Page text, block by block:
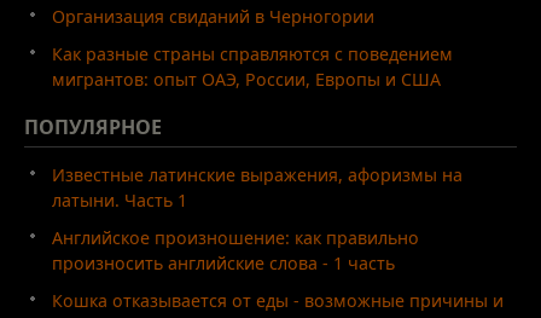
Организация свиданий в Черногории
Как разные страны справляются с поведением
мигрантов: опыт ОАЭ, России, Европы и США
ПОПУЛЯРНОЕ
Известные латинские выражения, афоризмы на
латыни. Часть 1
Английское произношение: как правильно
произносить английские слова - 1 часть
Кошка отказывается от еды - возможные причины и